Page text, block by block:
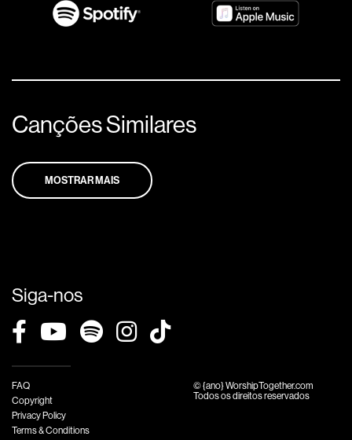
Canções Similares
MOSTRAR MAIS
Siga-nos
FAQ
Copyright
Privacy Policy
Terms & Conditions
© {ano} WorshipTogether.com
Todos os direitos reservados